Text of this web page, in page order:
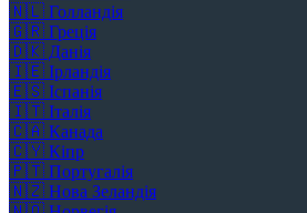
🇳🇱 Голландія
🇬🇷 Греція
🇩🇰 Данія
🇮🇪 Ірландія
🇪🇸 Іспанія
🇮🇹 Італія
🇨🇦 Канада
🇨🇾 Кіпр
🇵🇹 Португалія
🇳🇿 Нова Зеландія